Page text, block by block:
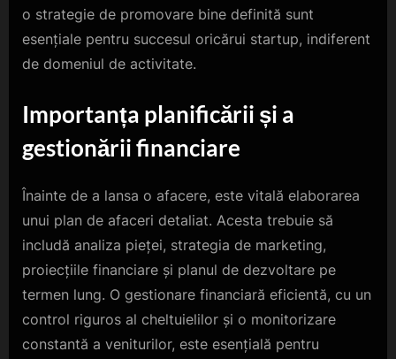
o strategie de promovare bine definită sunt
esențiale pentru succesul oricărui startup, indiferent
de domeniul de activitate.
Importanța planificării și a
gestionării financiare
Înainte de a lansa o afacere, este vitală elaborarea
unui plan de afaceri detaliat. Acesta trebuie să
includă analiza pieței, strategia de marketing,
proiecțiile financiare și planul de dezvoltare pe
termen lung. O gestionare financiară eficientă, cu un
control riguros al cheltuielilor și o monitorizare
constantă a veniturilor, este esențială pentru